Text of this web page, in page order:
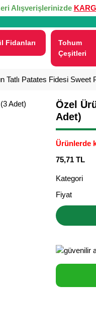
Alışverişlerinizde
Fidanları
Tohum
Çeşitleri
Tatlı Patates Fidesi Sweet
Özel
Adet)
Ürünlerde
75,71 TL
Kategori
Fiyat